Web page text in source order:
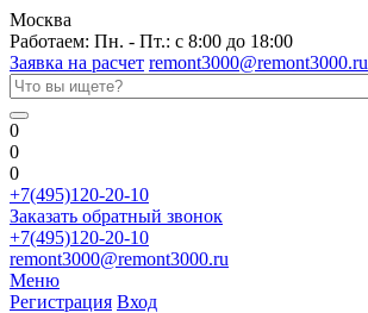
Москва
Работаем: Пн. - Пт.: с 8:00 до 18:00
Заявка на расчет remont3000@remont3000.ru
0
0
0
+7(495)120-20-10
Заказать обратный звонок
+7(495)120-20-10
remont3000@remont3000.ru
Меню
Регистрация Вход